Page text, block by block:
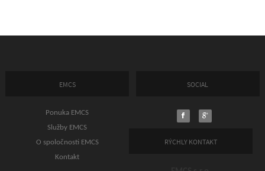
EMCS
Ponuka EMCS
Služby EMCS
O spoločnosti EMCS
Kontakt
SOCIAL
RÝCHLY KONTAKT